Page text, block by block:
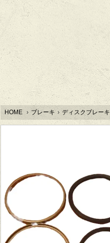
HOME › ブレーキ › ディスクブレーキ